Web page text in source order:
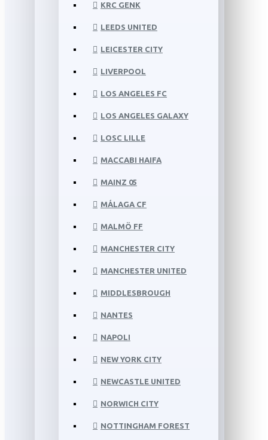
KRC GENK
LEEDS UNITED
LEICESTER CITY
LIVERPOOL
LOS ANGELES FC
LOS ANGELES GALAXY
LOSC LILLE
MACCABI HAIFA
MAINZ 05
MÁLAGA CF
MALMÖ FF
MANCHESTER CITY
MANCHESTER UNITED
MIDDLESBROUGH
NANTES
NAPOLI
NEW YORK CITY
NEWCASTLE UNITED
NORWICH CITY
NOTTINGHAM FOREST